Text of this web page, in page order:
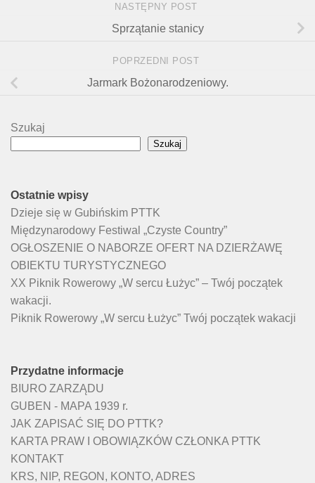
NASTĘPNY POST
Sprzątanie stanicy
POPRZEDNI POST
Jarmark Bożonarodzeniowy.
Szukaj
Szukaj
Ostatnie wpisy
Dzieje się w Gubińskim PTTK
Międzynarodowy Festiwal „Czyste Country”
OGŁOSZENIE O NABORZE OFERT NA DZIERŻAWĘ
OBIEKTU TURYSTYCZNEGO
XX Piknik Rowerowy „W sercu Łużyc” – Twój początek
wakacji.
Piknik Rowerowy „W sercu Łużyc” Twój początek wakacji
Przydatne informacje
BIURO ZARZĄDU
GUBEN - MAPA 1939 r.
JAK ZAPISAĆ SIĘ DO PTTK?
KARTA PRAW I OBOWIĄZKÓW CZŁONKA PTTK
KONTAKT
KRS, NIP, REGON, KONTO, ADRES